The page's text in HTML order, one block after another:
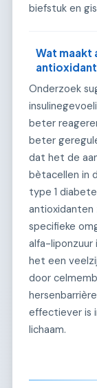
biefstuk en
Wat maakt
Onderzoek
beter
beter
dat het de
bètacellen in
type 1
antioxidanten
specifieke
alfa-liponzuur
het een
door
effectiever is
lichaam.